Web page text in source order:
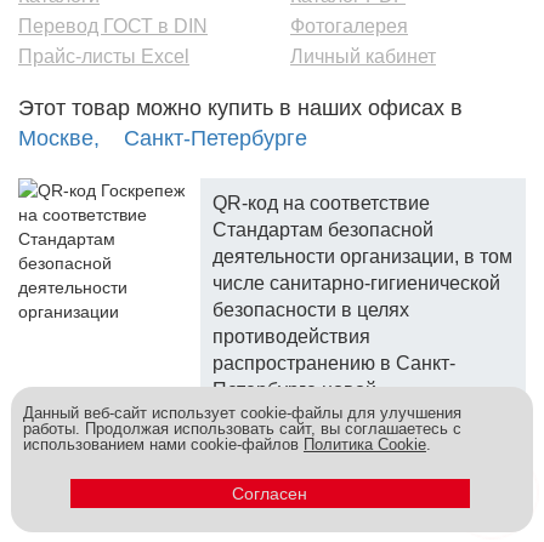
Перевод ГОСТ в DIN
Прайс-листы Excel
Фотогалерея
Личный кабинет
Этот товар можно купить в наших офисах в
Москве,
Санкт-Петербурге
QR-код на соответствие
Стандартам безопасной
деятельности организации, в том
числе санитарно-гигиенической
безопасности в целях
противодействия
распространению в Санкт-
Петербурге новой
коронавирусной инфекции.
Метизы и крепеж оптом - это к нам! © 2026
Данный веб-сайт использует cookie-файлы для улучшения
работы. Продолжая использовать сайт, вы соглашаетесь с
использованием нами cookie-файлов Политика Cookie.
Согласен